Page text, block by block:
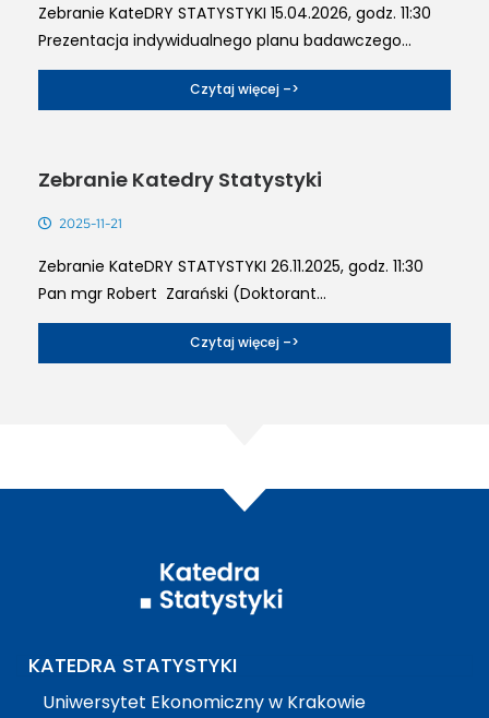
Zebranie KateDRY STATYSTYKI 15.04.2026, godz. 11:30
Prezentacja indywidualnego planu badawczego...
Czytaj więcej –>
Zebranie Katedry Statystyki
2025-11-21
Zebranie KateDRY STATYSTYKI 26.11.2025, godz. 11:30
Pan mgr Robert Zarański (Doktorant...
Czytaj więcej –>
KATEDRA STATYSTYKI
Uniwersytet Ekonomiczny w Krakowie